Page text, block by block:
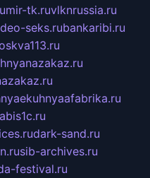
mir-tk.ruvlknrussia.ru
seks.rubankaribi.ru
dark-sand.ru
sib-archives.ru
festival.ru